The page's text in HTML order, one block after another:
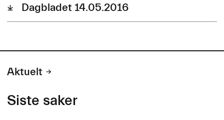
Dagbladet 14.05.2016
Aktuelt
Siste saker